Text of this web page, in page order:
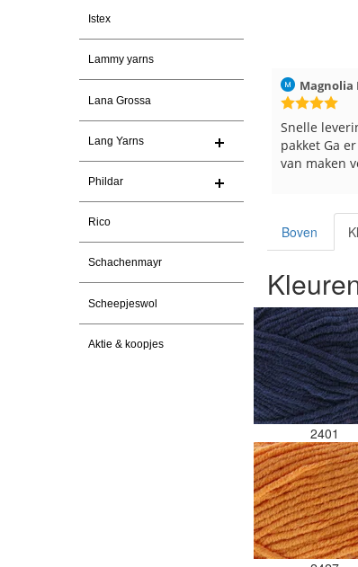
Istex
Lammy yarns
Lana Grossa
Lang Yarns
Phildar
Rico
Schachenmayr
Scheepjeswol
Aktie & koopjes
23-7-2026
Magnolia Ranch
Snelle levering en een keurig
pakket Ga er weer leuke pakket
van maken voor de markt.
Hilde
en
Boven
2401